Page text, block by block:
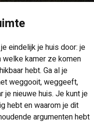
eindelijk je huis door: je
kamer ze komen
hebt. Ga al je
weggooit, weggeeft,
je nieuwe huis. Je kunt je
hebt en waarom je dit
argumenten hebt